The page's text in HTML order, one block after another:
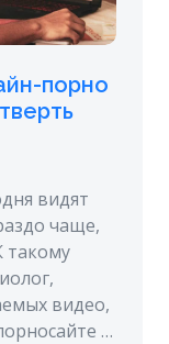
порно
видят
чаще,
такому
видео,
…